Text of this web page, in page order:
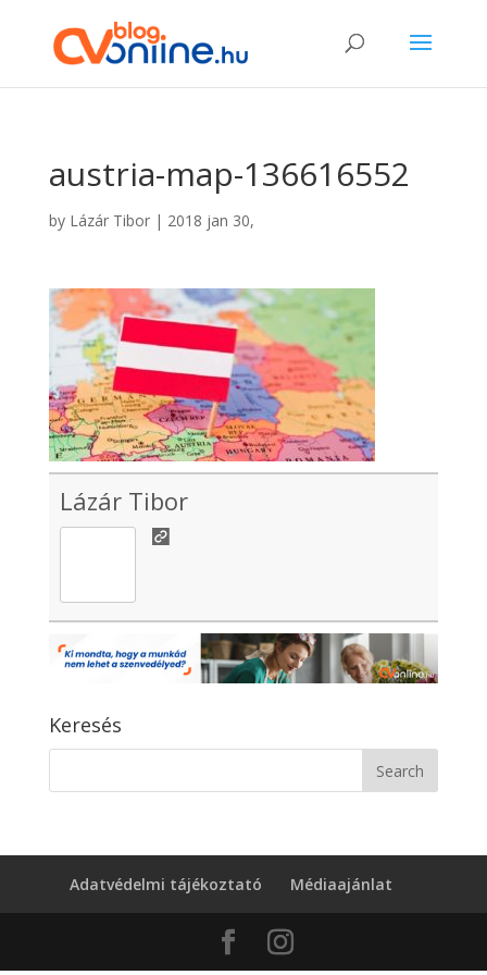
austria-map-136616552
by Lázár Tibor| 2018 jan 30,
Lázár Tibor
Keresés
Adatvédelmi tájékoztató Médiaajánlat